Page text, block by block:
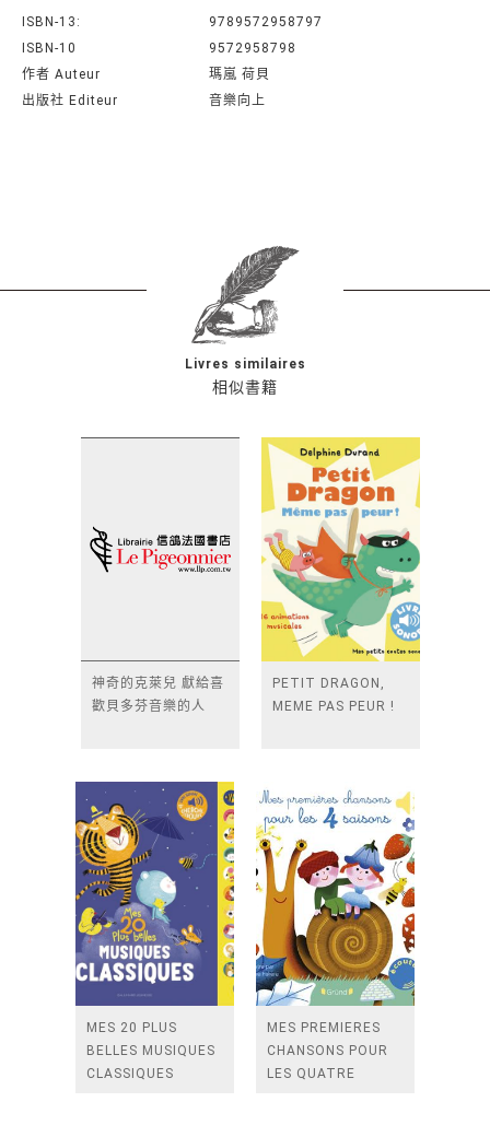
ISBN-13:
9789572958797
ISBN-10
9572958798
作者 Auteur
瑪嵐 荷貝
出版社 Editeur
音樂向上
相似書籍
Livres similaires
神奇的克萊兒 獻給喜
歡貝多芬音樂的人
PETIT DRAGON,
MEME PAS PEUR !
MES 20 PLUS
BELLES MUSIQUES
CLASSIQUES
MES PREMIERES
CHANSONS POUR
LES QUATRE